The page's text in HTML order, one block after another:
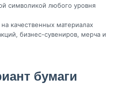
символикой любого уровня
качественных материалах
бизнес-сувениров, мерча и
бумаги